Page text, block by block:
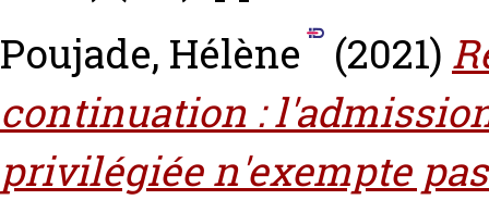
Poujade, Hélène
(2021)
continuation :
privilégiée n'exempte